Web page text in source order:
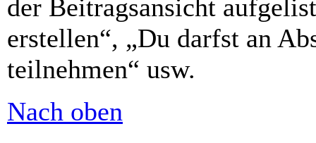
der Beitragsansicht
erstellen“, „Du darfst an
teilnehmen“ usw.
Nach oben